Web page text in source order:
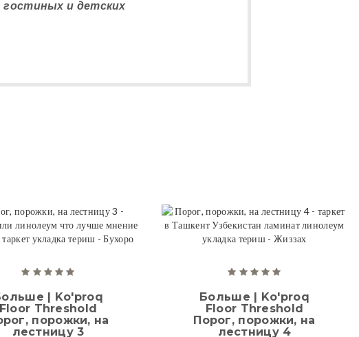
гостиных и детских
| Ko'proq
Floor Threshold
порожки, на
лестницу 3
Больше | Ko'proq
Floor Threshold
Порог, порожки, на
лестницу 4